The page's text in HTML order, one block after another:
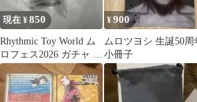
現在 ¥850
Rhythmic Toy World ム
ロフェス2026 ガチャ コ
インケース
¥900
ムロツヨシ 生誕50周
小冊子